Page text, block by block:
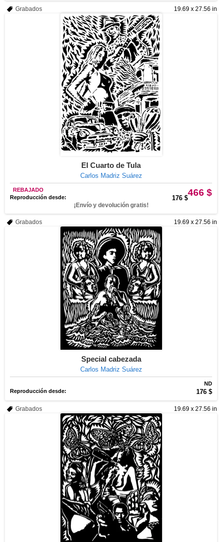
19.69 x 27.56 in
Grabados
El Cuarto de Tula
Carlos Madriz Suárez
466 $
REBAJADO
Reproducción desde:
176 $
¡Envío y devolución gratis!
19.69 x 27.56 in
Grabados
Special cabezada
Carlos Madriz Suárez
ND
Reproducción desde:
176 $
19.69 x 27.56 in
Grabados